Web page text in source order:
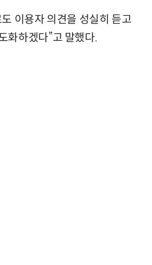
이용자 의견을 성실히 듣고
화하겠다”고 말했다.